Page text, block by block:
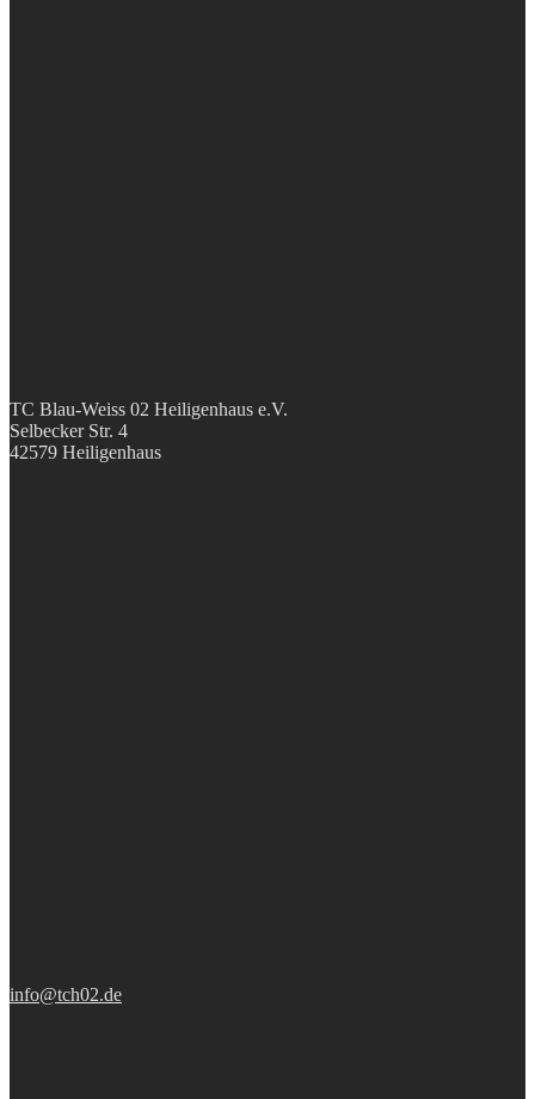
TC Blau-Weiss 02 Heiligenhaus e.V.
Selbecker Str. 4
42579 Heiligenhaus
info@tch02.de